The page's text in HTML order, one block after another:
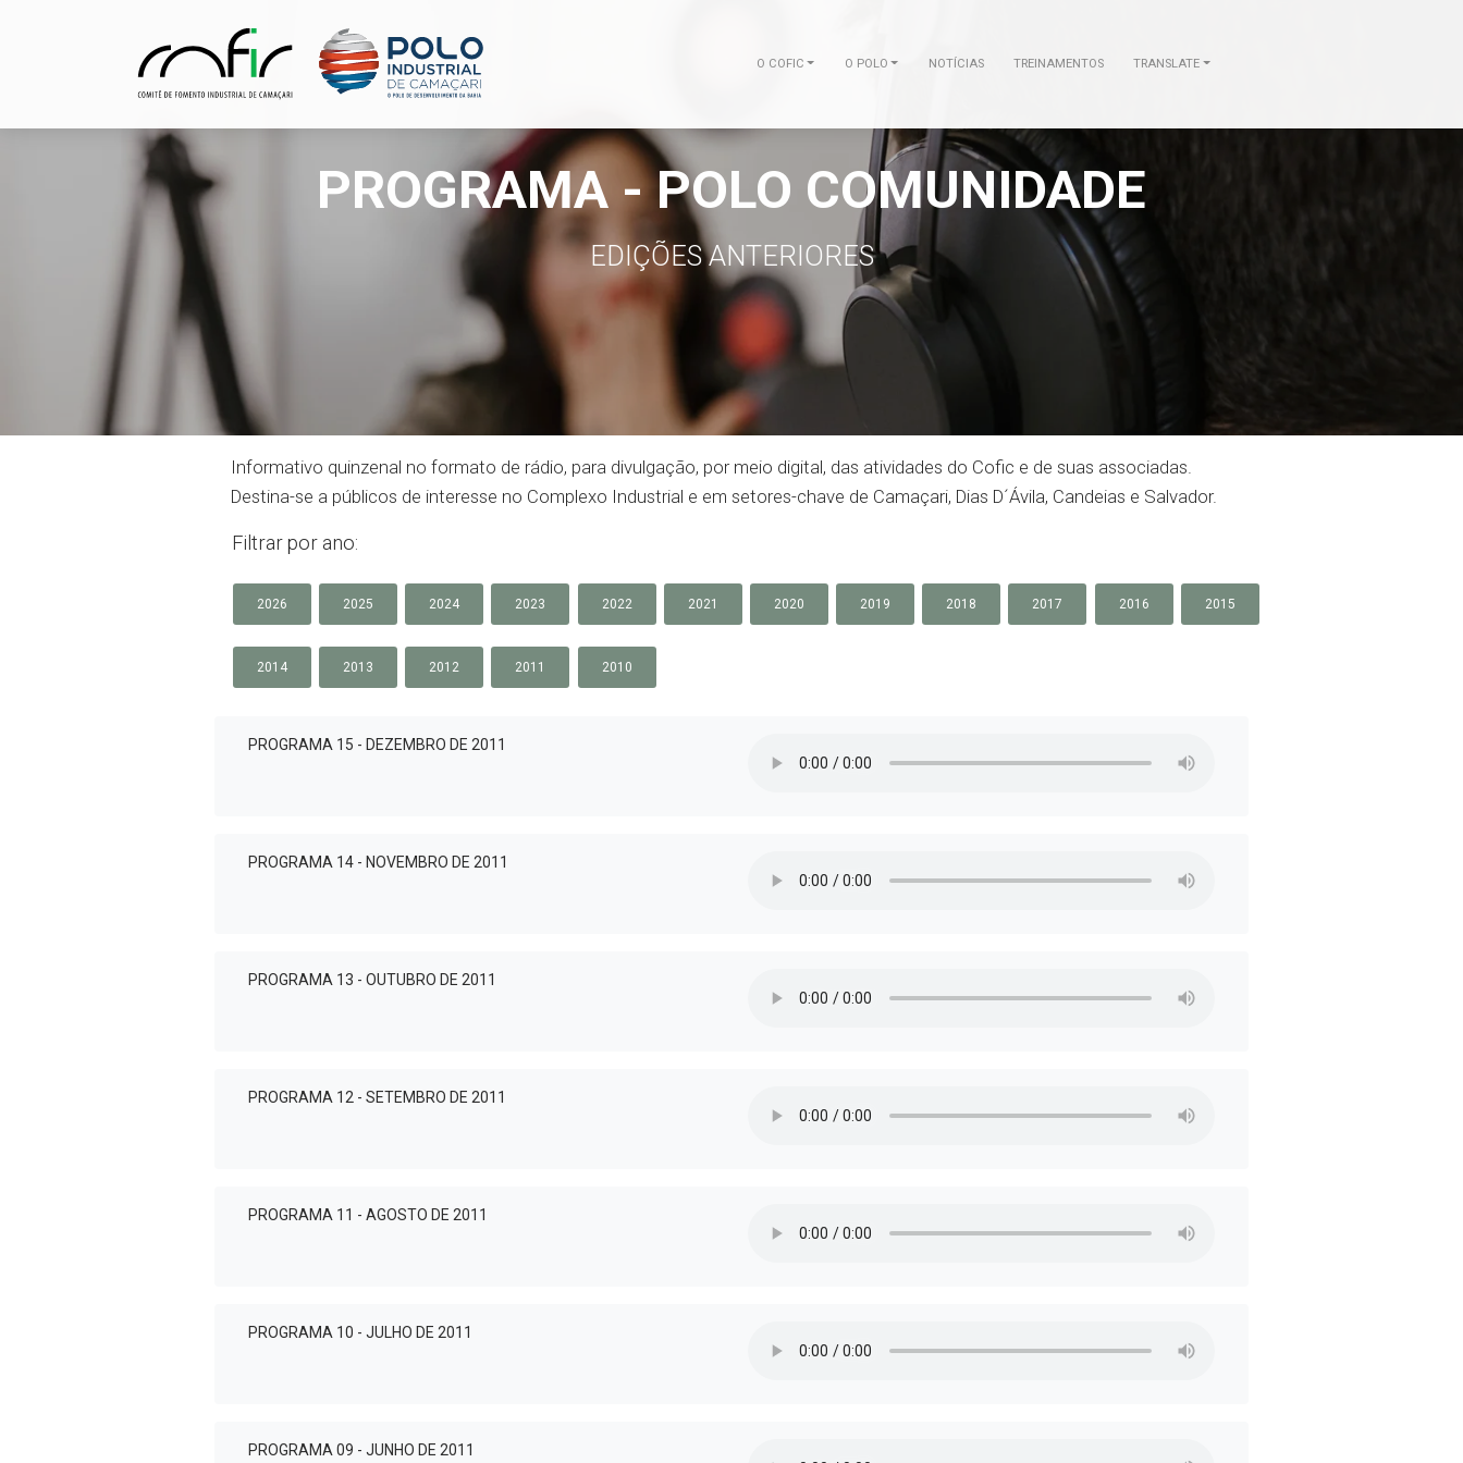
O COFIC O POLO NOTÍCIAS TREINAMENTOS TRANSLATE
PROGRAMA - POLO COMUNIDADE
EDIÇÕES ANTERIORES
Informativo quinzenal no formato de rádio, para divulgação, por meio digital, das atividades do Cofic e de suas associadas.
Destina-se a públicos de interesse no Complexo Industrial e em setores-chave de Camaçari, Dias D´Ávila, Candeias e Salvador.
Filtrar por ano:
2026 2025 2024 2023 2022 2021 2020 2019 2018 2017 2016 2015
2014 2013 2012 2011 2010
PROGRAMA 15 - DEZEMBRO DE 2011
PROGRAMA 14 - NOVEMBRO DE 2011
PROGRAMA 13 - OUTUBRO DE 2011
PROGRAMA 12 - SETEMBRO DE 2011
PROGRAMA 11 - AGOSTO DE 2011
PROGRAMA 10 - JULHO DE 2011
PROGRAMA 09 - JUNHO DE 2011